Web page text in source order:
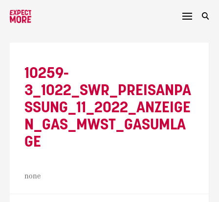
10259-
3_1022_SWR_PREISANPA
SSUNG_11_2022_ANZEIGE
N_GAS_MWST_GASUMLA
GE
none